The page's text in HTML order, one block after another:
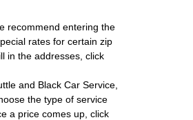
recommend entering the
rates for certain zip
in the addresses, click
and Black Car Service,
the type of service
a price comes up, click